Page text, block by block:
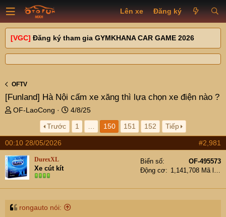
Lên xe Đăng ký
[VGC] Đăng ký tham gia GYMKHANA CAR GAME 2026
OFTV
[Funland] Hà Nội cấm xe xăng thì lựa chọn xe điện nào ?
T
e
a
d
s
t
t
OF-LaoCong
N
g
y
4/8/25
Trước
1 150 151 152 Tiếp
00:10 28/05/2026 #2,981
DurexXL
Xe cút kít
Biển số
OF-495573
Động cơ
1,141,708 Mã lực
rongauto nói: